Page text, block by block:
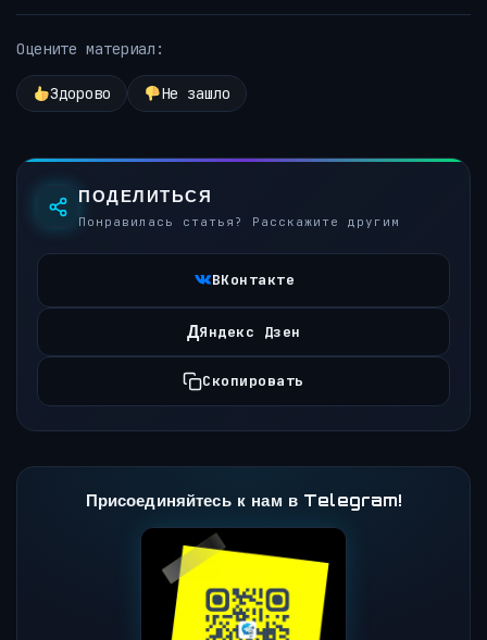
Оцените материал:
Здорово Не зашло
ПОДЕЛИТЬСЯ
Понравилась статья? Расскажите другим
ВКонтакте
ДЯндекс Дзен
Скопировать
Присоединяйтесь к нам в Telegram!